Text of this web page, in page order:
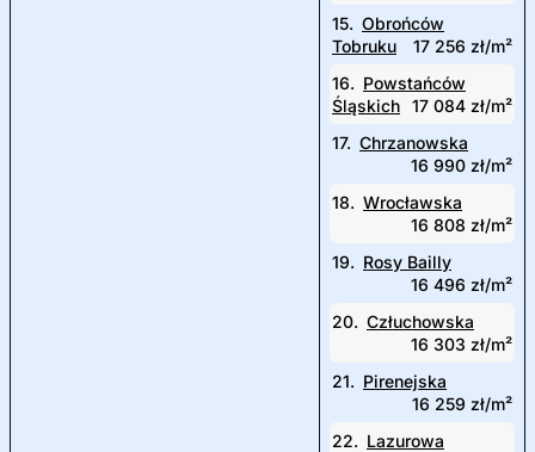
15. Obrońców
Tobruku
17 256 zł/m²
16. Powstańców
Śląskich 17 084 zł/m²
17. Chrzanowska
16 990 zł/m²
18. Wrocławska
16 808 zł/m²
19. Rosy Bailly
16 496 zł/m²
20. Człuchowska
16 303 zł/m²
21. Pirenejska
16 259 zł/m²
22. Lazurowa